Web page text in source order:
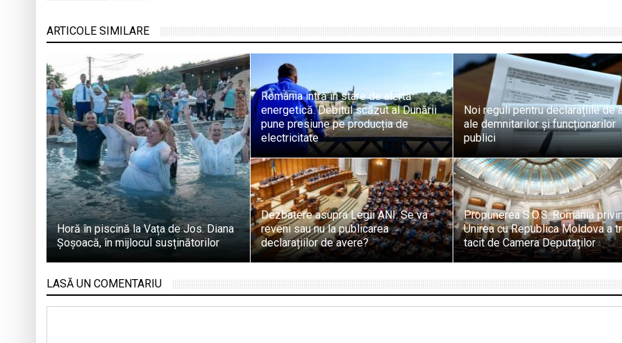
ARTICOLE SIMILARE
Horă în piscină la Vața de Jos. Diana
Șoșoacă, în mijlocul susținătorilor
România intră în stare de alertă
energetică. Debitul scăzut al Dunării
pune presiune pe producția de
electricitate
Noi reguli pentru declarațiile de
ale demnitarilor și funcționarilor
publici
Dezbatere asupra Legii ANI: Se va
reveni sau nu la publicarea
declarațiilor de avere?
Propunerea S.O.S. România
Unirea cu Republica Moldova a
tacit de Camera Deputaților
LASĂ UN COMENTARIU